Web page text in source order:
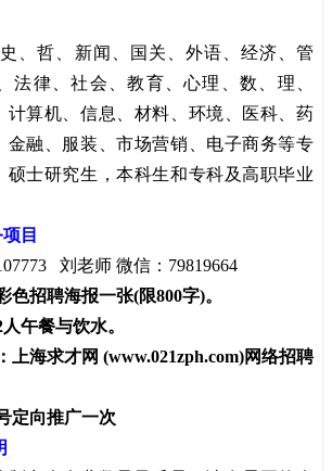
哲、新闻、国关、外语、经济、管
法律、社会、教育、心理、数、理、
计算机、信息、材料、环境、医科、药
金融、服装、市场营销、电子商务等专
硕士研究生，本科生和专科及高职毕业
目
刘老师 微信：79819664
招聘海报一张(限800字)。
餐与饮水。
海求才网 (www.021zph.com)网络招聘
向推广一次